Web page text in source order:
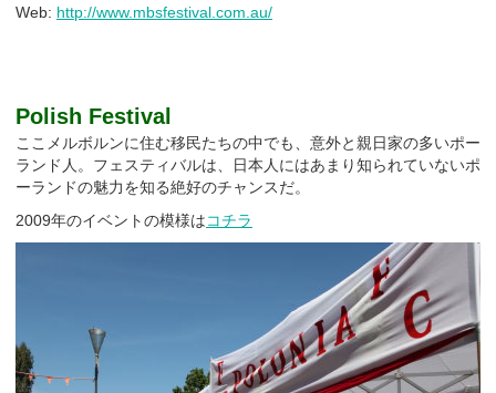
Web: http://www.mbsfestival.com.au/
Polish Festival
ここメルボルンに住む移民たちの中でも、意外と親日家の多いポー
ランド人。フェスティバルは、日本人にはあまり知られていないポ
ーランドの魅力を知る絶好のチャンスだ。
2009年のイベントの模様はコチラ